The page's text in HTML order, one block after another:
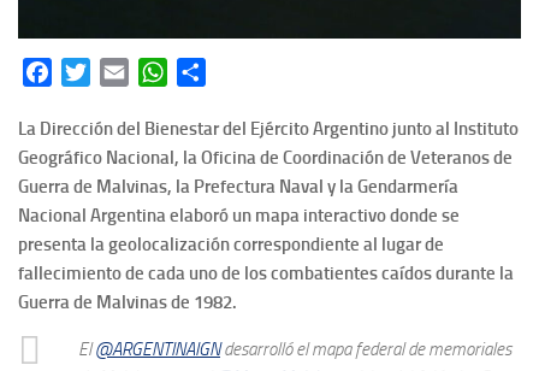
FacebookTwitterEmail WhatsApp
La Dirección del Bienestar del Ejército Argentino junto al Instituto
Geográfico Nacional, la Oficina de Coordinación de Veteranos de
Guerra de Malvinas, la Prefectura Naval y la Gendarmería
Nacional Argentina elaboró un mapa interactivo donde se
presenta la geolocalización correspondiente al lugar de
fallecimiento de cada uno de los combatientes caídos durante la
Guerra de Malvinas de 1982.
El@ARGENTINAIGNdesarrolló el mapa federal de memoriales